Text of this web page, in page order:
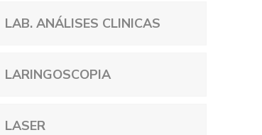
LAB. ANÁLISES CLINICAS
LARINGOSCOPIA
LASER